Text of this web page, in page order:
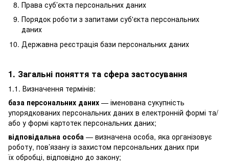
Права суб’єкта персональних даних
Порядок роботи з запитами суб'єкта персональних
даних
Державна реєстрація бази персональних даних
1. Загальні поняття та сфера застосування
1.1. Визначення термінів:
база персональних даних — іменована сукупність
упорядкованих персональних даних в електронній формі та/
або у формі картотек персональних даних;
відповідальна особа — визначена особа, яка організовує
роботу, пов’язану із захистом персональних даних при
їх обробці, відповідно до закону;